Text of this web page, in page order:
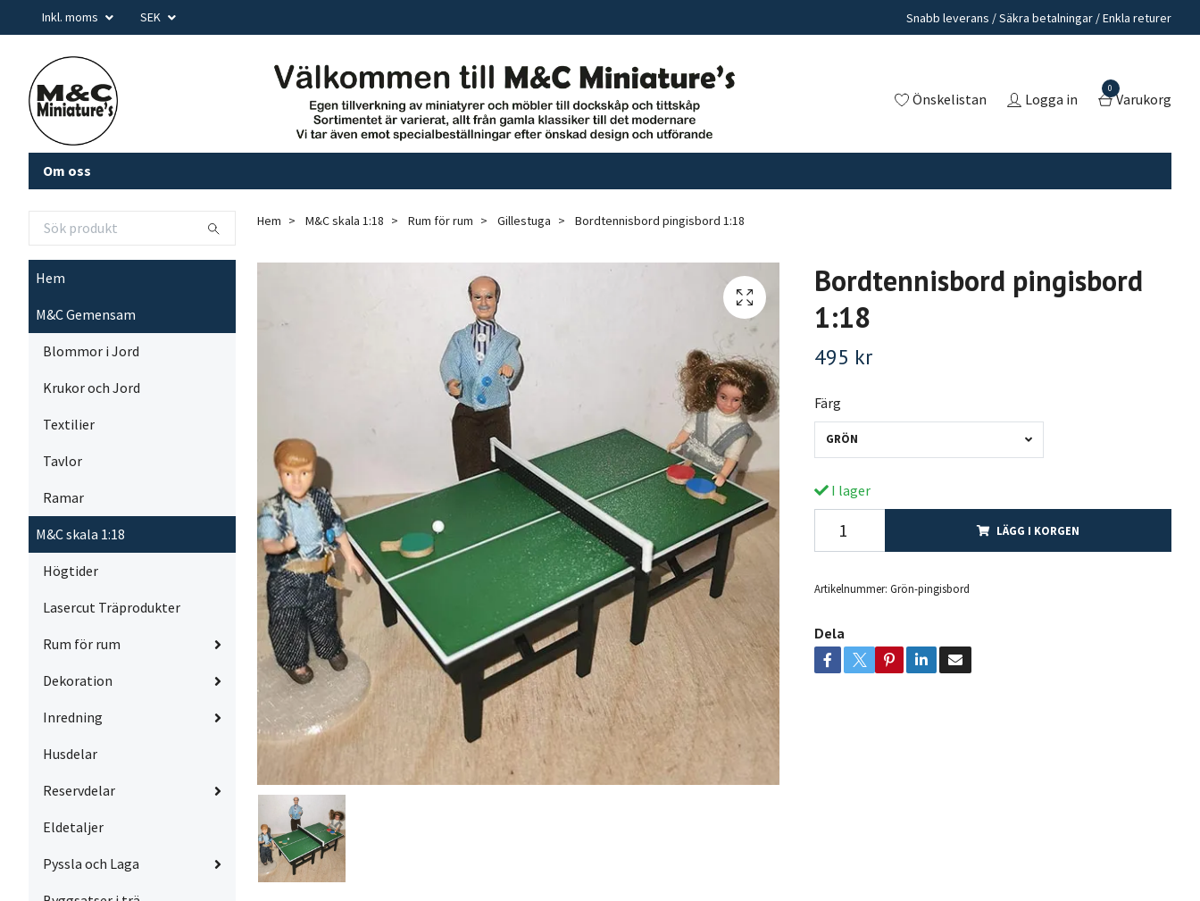
Inkl. moms SEK Snabb leverans / Säkra betalningar / Enkla returer
Önskelistan Logga in
0
Varukorg
Om oss
Hem
M&C Gemensam
Blommor i Jord
Krukor och Jord
Textilier
Tavlor
Ramar
M&C skala 1:18
Högtider
Lasercut Träprodukter
Rum för rum
Dekoration
Inredning
Husdelar
Reservdelar
Eldetaljer
Pyssla och Laga
Hem M&C skala 1:18 Rum för rum Gillestuga Bordtennisbord pingisbord 1:18
Bordtennisbord pingisbord
1:18
495 kr
Färg
GRÖN
I lager
LÄGG I KORGEN
Artikelnummer: Grön-pingisbord
Dela